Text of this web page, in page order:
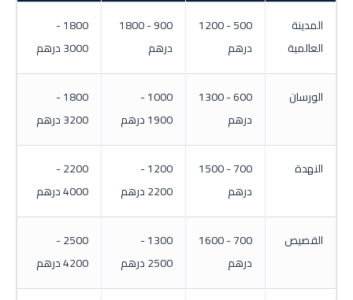
المدينة
العالمية
500 - 1200
درهم
900 - 1800
درهم
1800 -
3000 درهم
الورسان
600 - 1300
درهم
1000 -
1900 درهم
1800 -
3200 درهم
النهدة
700 - 1500
درهم
1200 -
2200 درهم
2200 -
4000 درهم
القصيص
700 - 1600
درهم
1300 -
2500 درهم
2500 -
4200 درهم